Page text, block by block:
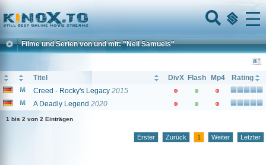
Home
Menu
Filme und Serien von und mit: "Neil Samuels"
Titel DivX Flash Mp4
Rating
Creed - Rocky's Legacy 2015
A Deadly Legend 2020
1 bis 2 von 2 Einträgen
Erster Zurück 1 Weiter Letzter